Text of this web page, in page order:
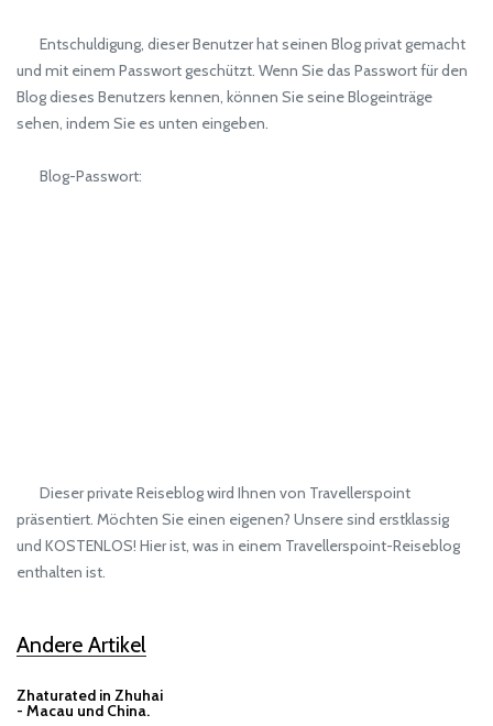
Entschuldigung, dieser Benutzer hat seinen Blog privat gemacht
und mit einem Passwort geschützt. Wenn Sie das Passwort für den
Blog dieses Benutzers kennen, können Sie seine Blogeinträge
sehen, indem Sie es unten eingeben.
Blog-Passwort:
Dieser private Reiseblog wird Ihnen von Travellerspoint
präsentiert. Möchten Sie einen eigenen? Unsere sind erstklassig
und KOSTENLOS! Hier ist, was in einem Travellerspoint-Reiseblog
enthalten ist.
Andere Artikel
Zhaturated in Zhuhai
- Macau und China.